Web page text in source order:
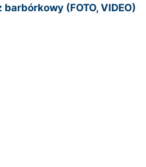
(FOTO, VIDEO)